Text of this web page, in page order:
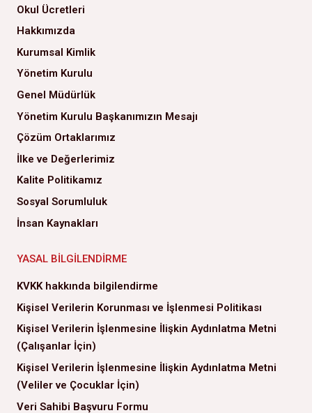
Okul Ücretleri
Hakkımızda
Kurumsal Kimlik
Yönetim Kurulu
Genel Müdürlük
Yönetim Kurulu Başkanımızın Mesajı
Çözüm Ortaklarımız
İlke ve Değerlerimiz
Kalite Politikamız
Sosyal Sorumluluk
İnsan Kaynakları
YASAL BILGILENDIRME
KVKK hakkında bilgilendirme
Kişisel Verilerin Korunması ve İşlenmesi Politikası
Kişisel Verilerin İşlenmesine İlişkin Aydınlatma Metni
(Çalışanlar İçin)
Kişisel Verilerin İşlenmesine İlişkin Aydınlatma Metni
(Veliler ve Çocuklar İçin)
Veri Sahibi Başvuru Formu